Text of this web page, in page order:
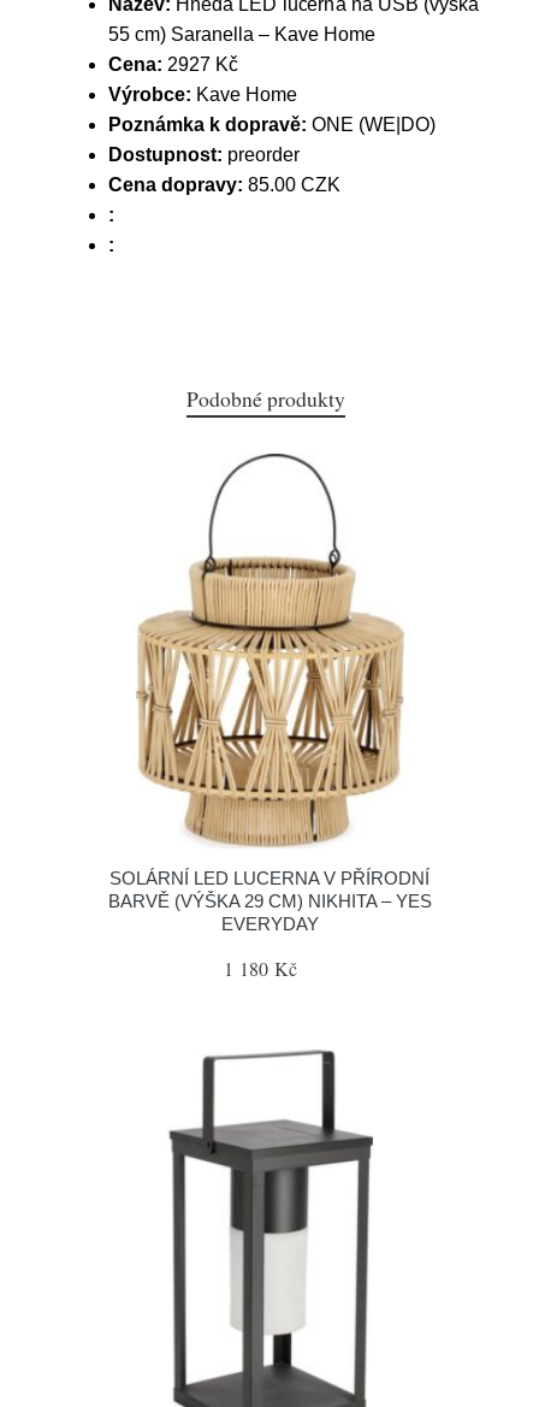
Název: Hnědá LED lucerna na USB (výška
55 cm) Saranella – Kave Home
Cena: 2927 Kč
Výrobce: Kave Home
Poznámka k dopravě: ONE (WE|DO)
Dostupnost: preorder
Cena dopravy: 85.00 CZK
:
:
Podobné produkty
SOLÁRNÍ LED LUCERNA V PŘÍRODNÍ
BARVĚ (VÝŠKA 29 CM) NIKHITA – YES
EVERYDAY
1 180 Kč